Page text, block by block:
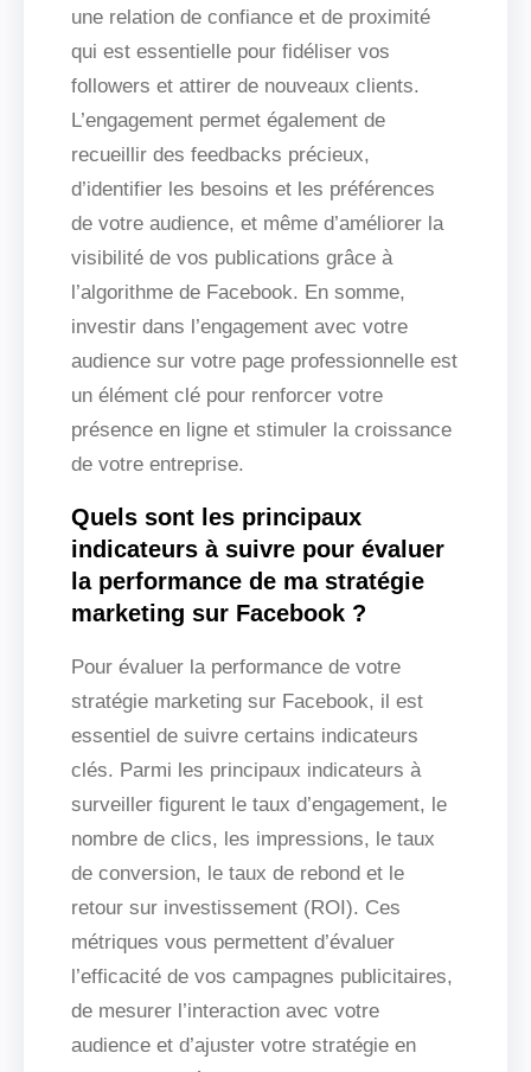
une relation de confiance et de proximité
qui est essentielle pour fidéliser vos
followers et attirer de nouveaux clients.
L’engagement permet également de
recueillir des feedbacks précieux,
d’identifier les besoins et les préférences
de votre audience, et même d’améliorer la
visibilité de vos publications grâce à
l’algorithme de Facebook. En somme,
investir dans l’engagement avec votre
audience sur votre page professionnelle est
un élément clé pour renforcer votre
présence en ligne et stimuler la croissance
de votre entreprise.
Quels sont les principaux
indicateurs à suivre pour évaluer
la performance de ma stratégie
marketing sur Facebook ?
Pour évaluer la performance de votre
stratégie marketing sur Facebook, il est
essentiel de suivre certains indicateurs
clés. Parmi les principaux indicateurs à
surveiller figurent le taux d’engagement, le
nombre de clics, les impressions, le taux
de conversion, le taux de rebond et le
retour sur investissement (ROI). Ces
métriques vous permettent d’évaluer
l’efficacité de vos campagnes publicitaires,
de mesurer l’interaction avec votre
audience et d’ajuster votre stratégie en